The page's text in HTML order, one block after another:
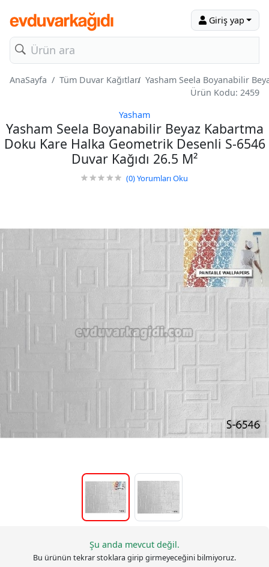
Giriş yap
AnaSayfa Tüm Duvar Kağıtları Yasham Seela Boyanabilir
Ürün Kodu: 2459
Yasham
Yasham Seela Boyanabilir Beyaz Kabartma
Doku Kare Halka Geometrik Desenli S-6546
Duvar Kağıdı 26.5 M²
(0)Yorumları Oku
Şu anda mevcut değil.
Bu ürünün tekrar stoklara girip girmeyeceğini bilmiyoruz.